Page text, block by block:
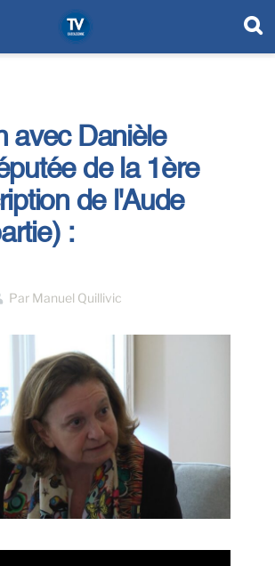
avec Danièle
de la 1ère
de l'Aude
:
Par Manuel Quillivic